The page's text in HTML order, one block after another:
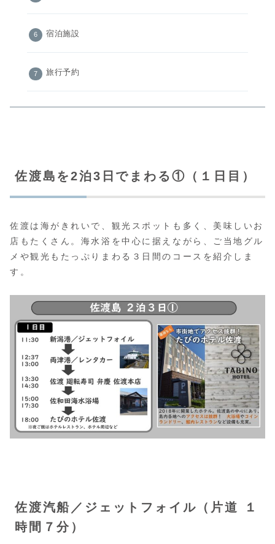
宿泊施設
旅行予約
佐渡島を2泊3日でまわる①（１日目）
佐渡は海がきれいで、観光スポットも多く、美味しいお
店もたくさん。海水浴を中心に据えながら、ご当地グル
メや観光もたっぷりまわる３日間のコースを紹介しま
す。
佐渡汽船／ジェットフォイル（片道 １
時間７分）